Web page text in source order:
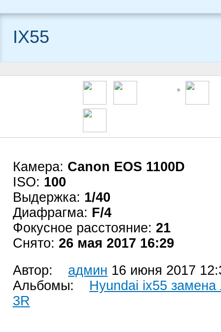
IX55
Камера: Canon EOS 1100D
ISO: 100
Выдержка: 1/40
Диафрагма: F/4
Фокусное расстояние: 21
Снято: 26 мая 2017 16:29
Автор:
админ 16 июня 2017
Альбомы:
Hyundai ix55 замена
3R